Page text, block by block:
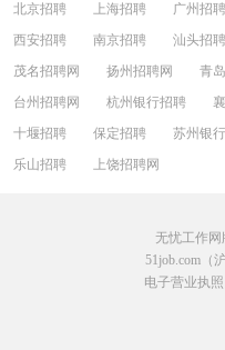
北京招聘 上海招聘 广州招聘
西安招聘
南京招聘 汕头招
茂名招聘网
扬州招聘网 青
台州招聘网
杭州银行招聘
十堰招聘
保定招聘 苏州银
乐山招聘
上饶招聘网
无忧工作网
51job.com（
电子营业执照